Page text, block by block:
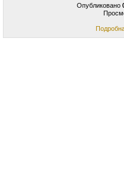
Опубликовано